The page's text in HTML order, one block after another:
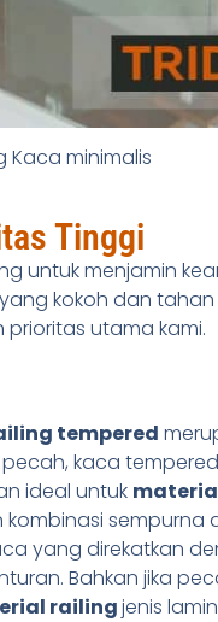
Kaca minimalis
Tinggi
untuk menjamin
kokoh dan
utama kami.
tempered
kaca
ideal untuk
kombinasi
yang direkatkan
Bahkan jika
railingjenis